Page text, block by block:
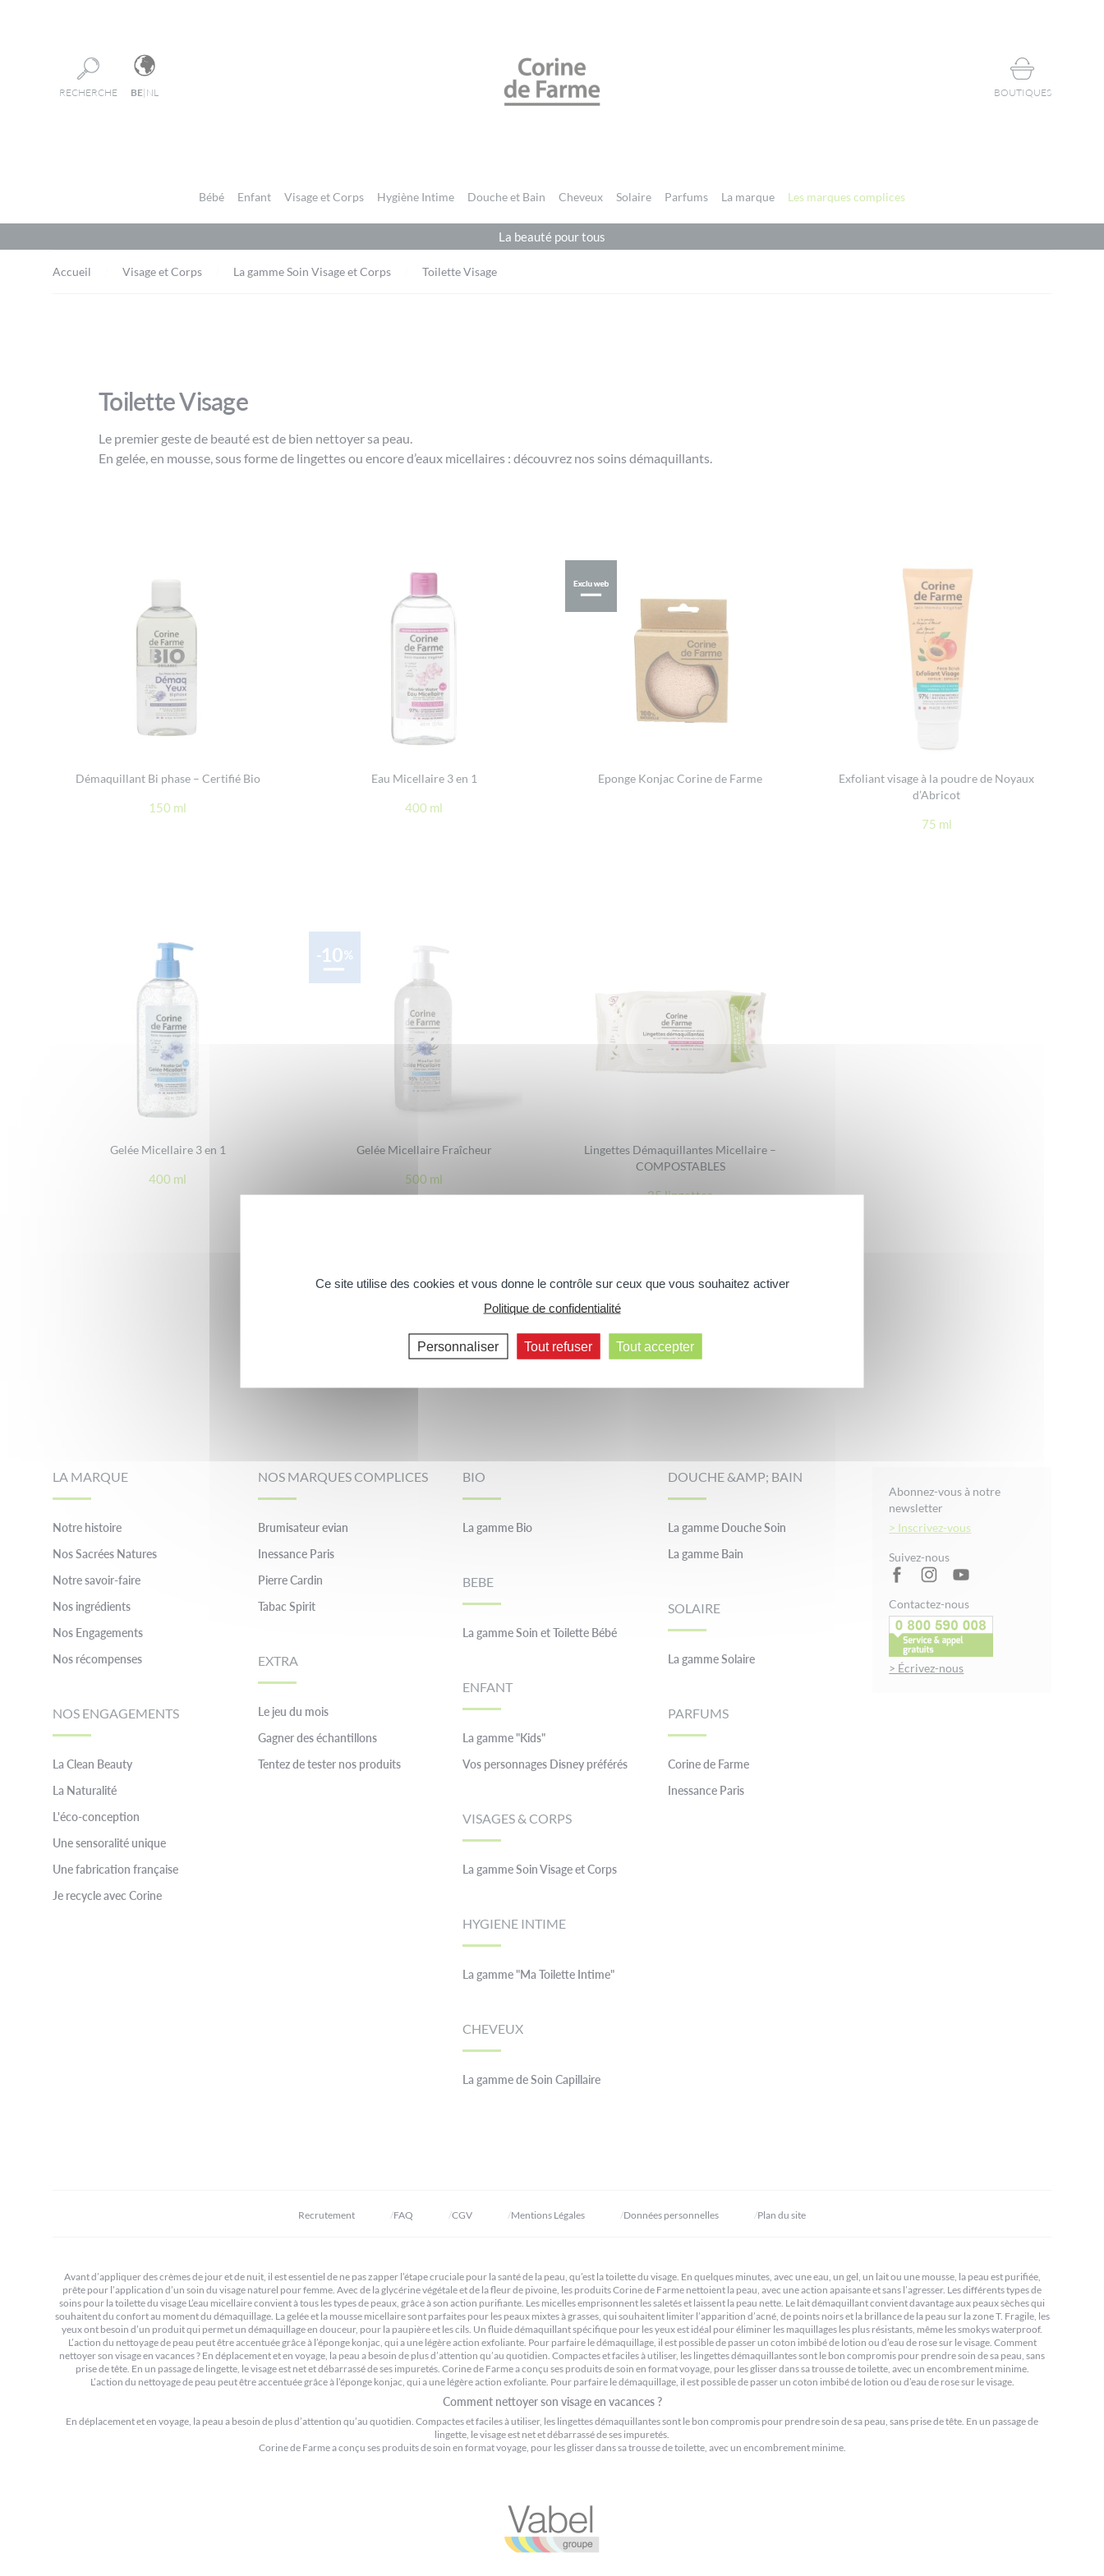
RECHERCHE BE| NL BOUTIQUES
Bébé Enfant Visage et Corps Hygiène Intime Douche et Bain Cheveux Solaire Parfums La marque Les marques complices
La beauté pour tous
Accueil Visage et Corps La gamme Soin Visage et Corps Toilette Visage
Toilette Visage
Le premier geste de beauté est de bien nettoyer sa peau.
En gelée, en mousse, sous forme de lingettes ou encore d’eaux micellaires : découvrez nos soins démaquillants.
Démaquillant Bi phase – Certifié Bio
150 ml
Eau Micellaire 3 en 1
400 ml
Eponge Konjac Corine de Farme
Exfoliant visage à la poudre de Noyaux
d’Abricot
75 ml
Gelée Micellaire 3 en 1
400 ml
Gelée Micellaire Fraîcheur
500 ml
Lingettes Démaquillantes Micellaire –
COMPOSTABLES
25 lingettes
LA MARQUE
Notre histoire
Nos Sacrées Natures
Notre savoir-faire
Nos ingrédients
Nos Engagements
Nos récompenses
NOS ENGAGEMENTS
La Clean Beauty
La Naturalité
L'éco-conception
Une sensoralité unique
Une fabrication française
Je recycle avec Corine
NOS MARQUES COMPLICES
Brumisateur evian
Inessance Paris
Pierre Cardin
Tabac Spirit
EXTRA
Le jeu du mois
Gagner des échantillons
Tentez de tester nos produits
BIO
La gamme Bio
BEBE
La gamme Soin et Toilette Bébé
ENFANT
La gamme "Kids"
Vos personnages Disney préférés
VISAGES & CORPS
La gamme Soin Visage et Corps
HYGIENE INTIME
La gamme "Ma Toilette Intime"
CHEVEUX
La gamme de Soin Capillaire
DOUCHE &AMP; BAIN
La gamme Douche Soin
La gamme Bain
SOLAIRE
La gamme Solaire
PARFUMS
Corine de Farme
Inessance Paris
Abonnez-vous à notre
newsletter
> Inscrivez-vous
Suivez-nous
Contactez-nous
> Écrivez-nous
Recrutement FAQ CGV Mentions Légales Données personnelles Plan du site
Avant d’appliquer des crèmes de jour et de nuit, il est essentiel de ne pas zapper l’étape cruciale pour la santé de la peau, qu’est la toilette du visage. En quelques minutes, avec une eau, un gel, un lait ou une mousse, la peau est purifiée,
prête pour l’application d’un soin du visage naturel pour femme. Avec de la glycérine végétale et de la fleur de pivoine, les produits Corine de Farme nettoient la peau, avec une action apaisante et sans l’agresser. Les différents types de
soins pour la toilette du visage L’eau micellaire convient à tous les types de peaux, grâce à son action purifiante. Les micelles emprisonnent les saletés et laissent la peau nette. Le lait démaquillant convient davantage aux peaux sèches qui
souhaitent du confort au moment du démaquillage. La gelée et la mousse micellaire sont parfaites pour les peaux mixtes à grasses, qui souhaitent limiter l’apparition d’acné, de points noirs et la brillance de la peau sur la zone T. Fragile, les
yeux ont besoin d’un produit qui permet un démaquillage en douceur, pour la paupière et les cils. Un fluide démaquillant spécifique pour les yeux est idéal pour éliminer les maquillages les plus résistants, même les smokys waterproof.
L’action du nettoyage de peau peut être accentuée grâce à l’éponge konjac, qui a une légère action exfoliante. Pour parfaire le démaquillage, il est possible de passer un coton imbibé de lotion ou d’eau de rose sur le visage. Comment
nettoyer son visage en vacances ? En déplacement et en voyage, la peau a besoin de plus d’attention qu’au quotidien. Compactes et faciles à utiliser, les lingettes démaquillantes sont le bon compromis pour prendre soin de sa peau, sans
prise de tête. En un passage de lingette, le visage est net et débarrassé de ses impuretés. Corine de Farme a conçu ses produits de soin en format voyage, pour les glisser dans sa trousse de toilette, avec un encombrement minime.
L’action du nettoyage de peau peut être accentuée grâce à l’éponge konjac, qui a une légère action exfoliante. Pour parfaire le démaquillage, il est possible de passer un coton imbibé de lotion ou d’eau de rose sur le visage.
Comment nettoyer son visage en vacances ?
En déplacement et en voyage, la peau a besoin de plus d’attention qu’au quotidien. Compactes et faciles à utiliser, les lingettes démaquillantes sont le bon compromis pour prendre soin de sa peau, sans prise de tête. En un passage de
lingette, le visage est net et débarrassé de ses impuretés.
Corine de Farme a conçu ses produits de soin en format voyage, pour les glisser dans sa trousse de toilette, avec un encombrement minime.
Ce site utilise des cookies et vous donne le contrôle sur ceux que vous souhaitez activer
Politique de confidentialité
Personnaliser Tout refuser Tout accepter